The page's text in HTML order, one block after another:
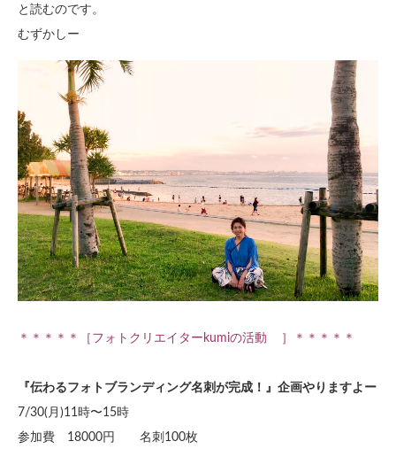
と読むのです。
むずかしー
＊＊＊＊＊［フォトクリエイターkumiの活動 ］＊＊＊＊＊
『伝わるフォトブランディング名刺が完成！』企画やりますよー
7/30(月)11時〜15時
参加費 18000円 名刺100枚